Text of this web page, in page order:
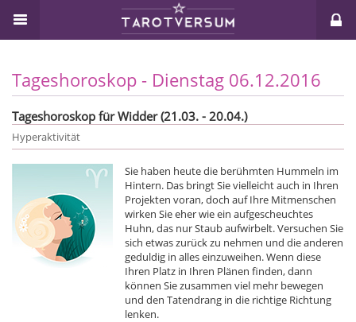
Tageshoroskop - Dienstag 06.12.2016
Tageshoroskop für Widder (21.03. - 20.04.)
Hyperaktivität
Sie haben heute die berühmten Hummeln im
Hintern. Das bringt Sie vielleicht auch in Ihren
Projekten voran, doch auf Ihre Mitmenschen
wirken Sie eher wie ein aufgescheuchtes
Huhn, das nur Staub aufwirbelt. Versuchen Sie
sich etwas zurück zu nehmen und die anderen
geduldig in alles einzuweihen. Wenn diese
Ihren Platz in Ihren Plänen finden, dann
können Sie zusammen viel mehr bewegen
und den Tatendrang in die richtige Richtung
lenken.